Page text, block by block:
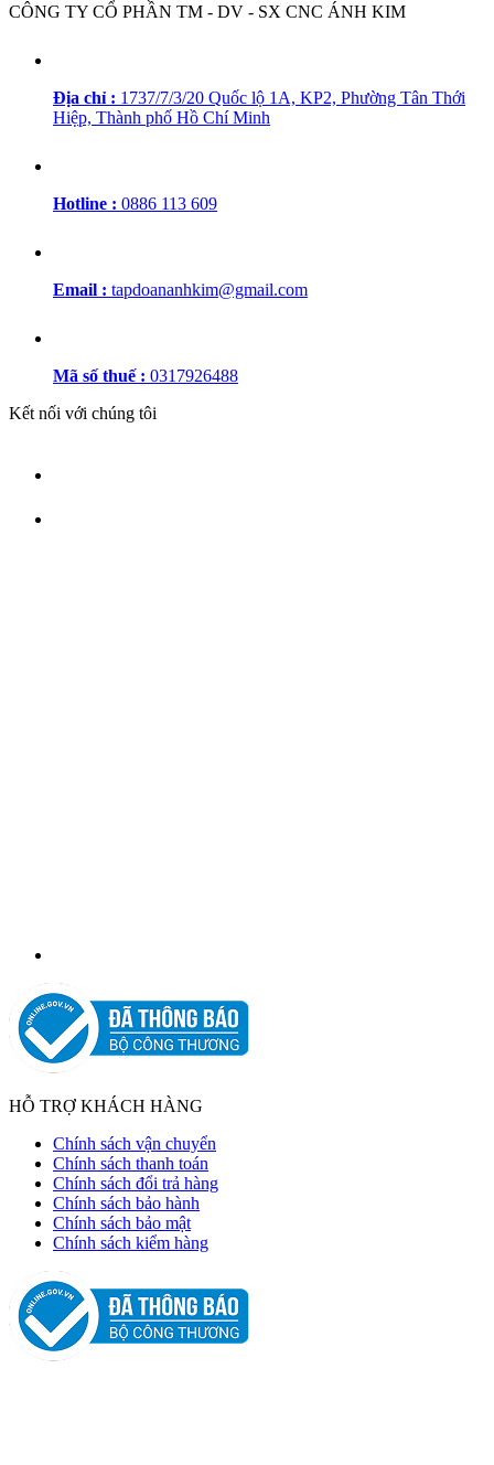
CÔNG TY CỔ PHẦN TM - DV - SX CNC ÁNH KIM
Địa chỉ : 1737/7/3/20 Quốc lộ 1A, KP2, Phường Tân Thới
Hiệp, Thành phố Hồ Chí Minh
Hotline : 0886 113 609
Email : tapdoananhkim@gmail.com
Mã số thuế : 0317926488
Kết nối với chúng tôi
HỖ TRỢ KHÁCH HÀNG
Chính sách vận chuyển
Chính sách thanh toán
Chính sách đổi trả hàng
Chính sách bảo hành
Chính sách bảo mật
Chính sách kiểm hàng